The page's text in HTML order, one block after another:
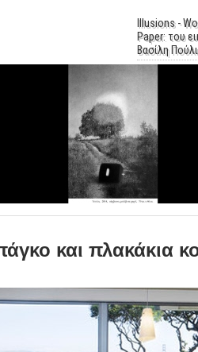
Illusions -
Paper: του
Βασίλη
και πλακάκια